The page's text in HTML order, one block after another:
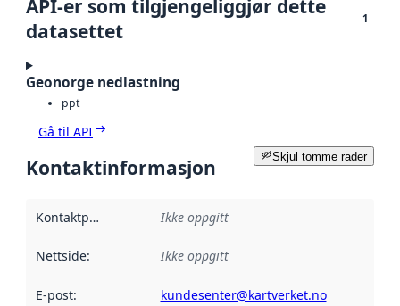
API-er som tilgjengeliggjør dette
datasettet
1
Geonorge nedlastning
ppt
Gå til API
Skjul tomme rader
Kontaktinformasjon
Kontaktpunkt Ikke oppgitt
Nettside: Ikke oppgitt
E-post: kundesenter@kartverket.no